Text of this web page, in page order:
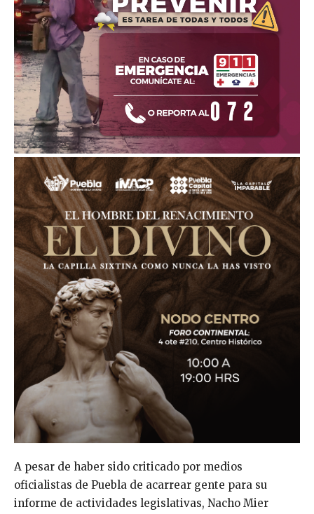
A pesar de haber sido criticado por medios
oficialistas de Puebla de acarrear gente para su
informe de actividades legislativas, Nacho Mier